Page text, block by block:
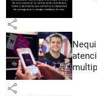
share
share